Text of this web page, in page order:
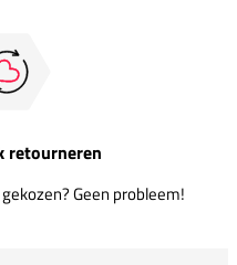
retourneren
Geen probleem!